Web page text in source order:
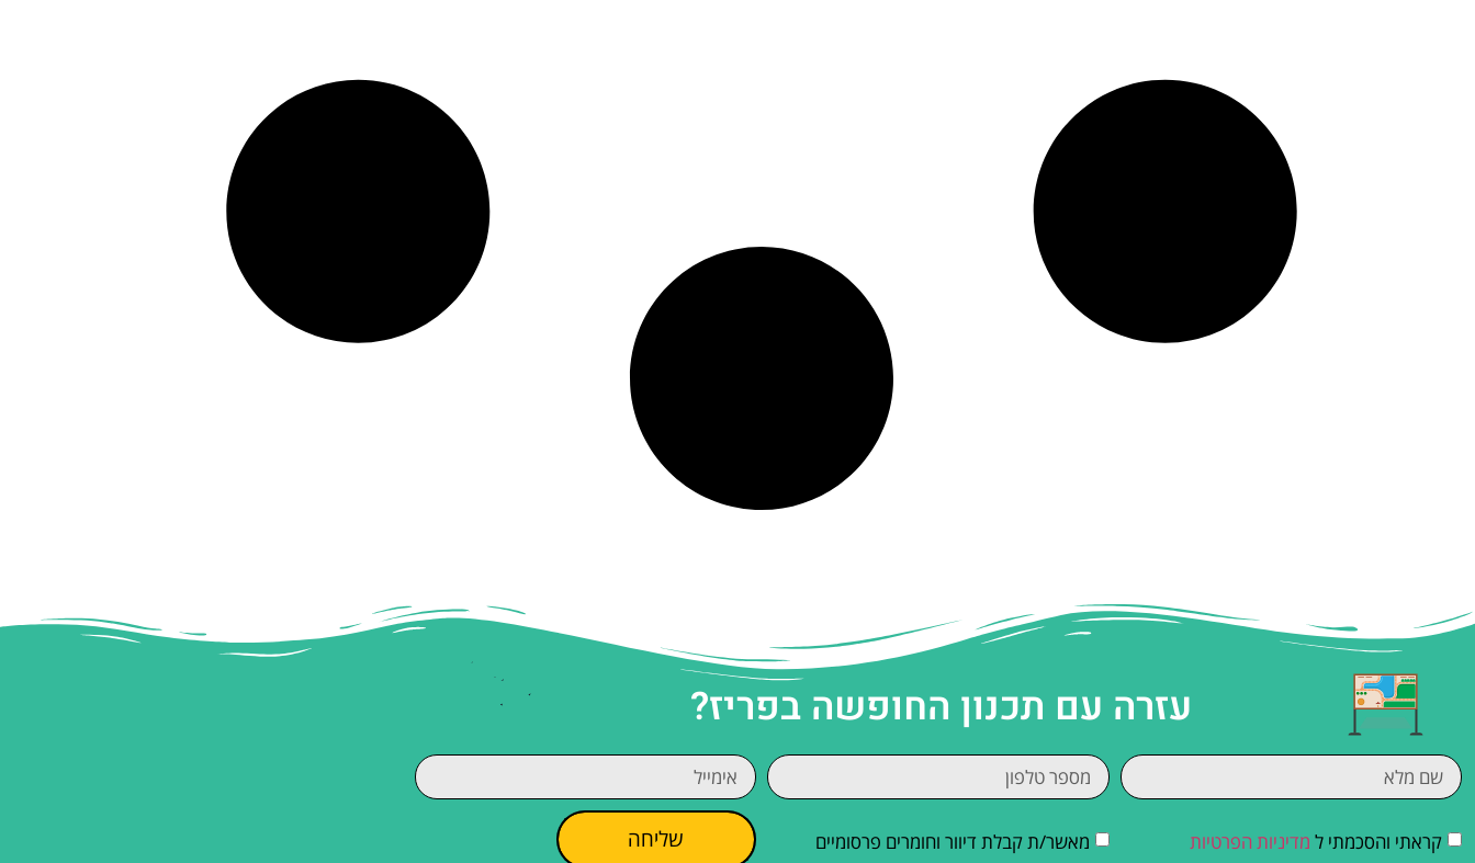
עזרה עם תכנון החופשה בפריז?
קראתי והסכמתי ל מדיניות הפרטיות מאשר/ת קבלת דיוור וחומרים פרסומיים שליחה